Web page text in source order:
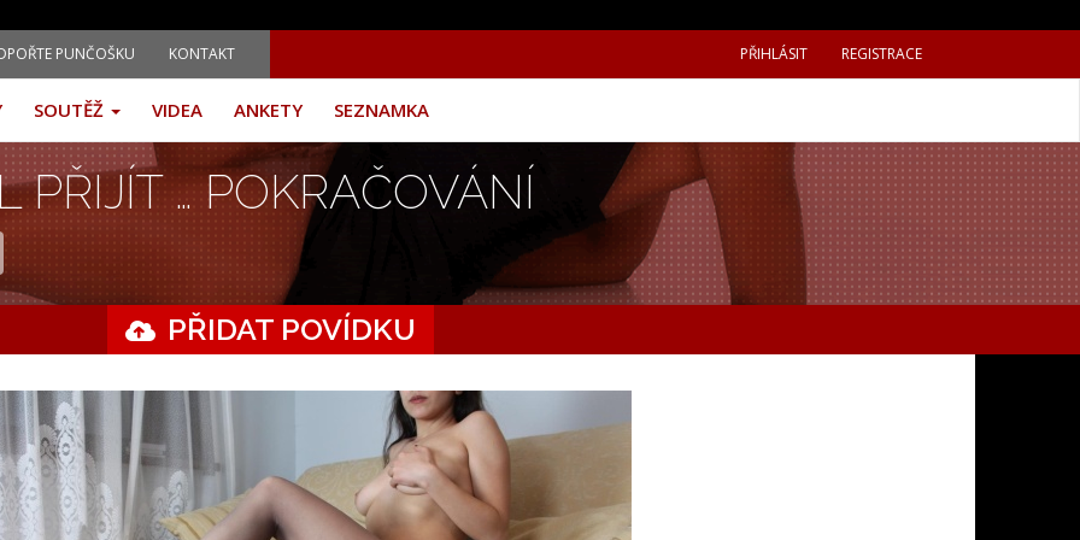
PUNČOŠKU KONTAKT PŘIHLÁSIT REGISTRACE
SOUTĚŽ VIDEA ANKETY SEZNAMKA
PŘIJÍT … POKRAČOVÁNÍ
PŘIDAT POVÍDKU